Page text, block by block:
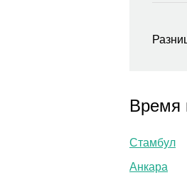
Время
Стамбул
Анкара